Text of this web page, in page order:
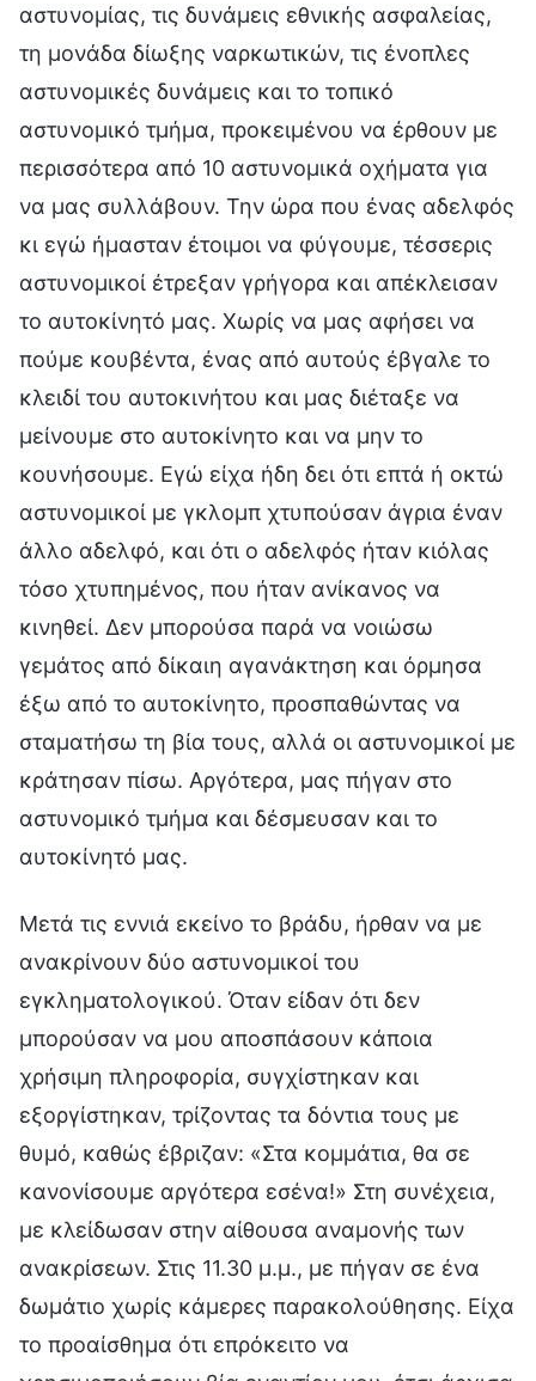
αστυνομίας, τις δυνάμεις εθνικής ασφαλείας,
τη μονάδα δίωξης ναρκωτικών, τις ένοπλες
αστυνομικές δυνάμεις και το τοπικό
αστυνομικό τμήμα, προκειμένου να έρθουν με
περισσότερα από 10 αστυνομικά οχήματα για
να μας συλλάβουν. Την ώρα που ένας αδελφός
κι εγώ ήμασταν έτοιμοι να φύγουμε, τέσσερις
αστυνομικοί έτρεξαν γρήγορα και απέκλεισαν
το αυτοκίνητό μας. Χωρίς να μας αφήσει να
πούμε κουβέντα, ένας από αυτούς έβγαλε το
κλειδί του αυτοκινήτου και μας διέταξε να
μείνουμε στο αυτοκίνητο και να μην το
κουνήσουμε. Εγώ είχα ήδη δει ότι επτά ή οκτώ
αστυνομικοί με γκλομπ χτυπούσαν άγρια έναν
άλλο αδελφό, και ότι ο αδελφός ήταν κιόλας
τόσο χτυπημένος, που ήταν ανίκανος να
κινηθεί. Δεν μπορούσα παρά να νοιώσω
γεμάτος από δίκαιη αγανάκτηση και όρμησα
έξω από το αυτοκίνητο, προσπαθώντας να
σταματήσω τη βία τους, αλλά οι αστυνομικοί με
κράτησαν πίσω. Αργότερα, μας πήγαν στο
αστυνομικό τμήμα και δέσμευσαν και το
αυτοκίνητό μας.
Μετά τις εννιά εκείνο το βράδυ, ήρθαν να με
ανακρίνουν δύο αστυνομικοί του
εγκληματολογικού. Όταν είδαν ότι δεν
μπορούσαν να μου αποσπάσουν κάποια
χρήσιμη πληροφορία, συγχίστηκαν και
εξοργίστηκαν, τρίζοντας τα δόντια τους με
θυμό, καθώς έβριζαν: «Στα κομμάτια, θα σε
κανονίσουμε αργότερα εσένα!» Στη συνέχεια,
με κλείδωσαν στην αίθουσα αναμονής των
ανακρίσεων. Στις 11.30 μ.μ., με πήγαν σε ένα
δωμάτιο χωρίς κάμερες παρακολούθησης. Είχα
το προαίσθημα ότι επρόκειτο να